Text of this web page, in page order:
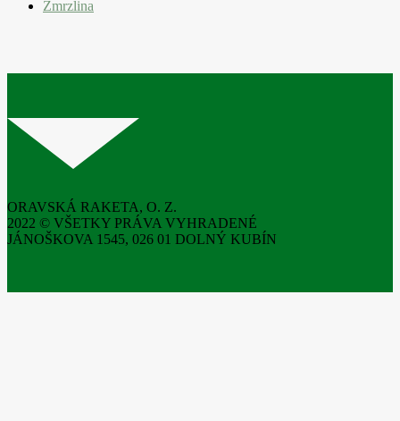
Zmrzlina
ORAVSKÁ RAKETA, O. Z.
2022 © VŠETKY PRÁVA VYHRADENÉ
JÁNOŠKOVA 1545, 026 01 DOLNÝ KUBÍN